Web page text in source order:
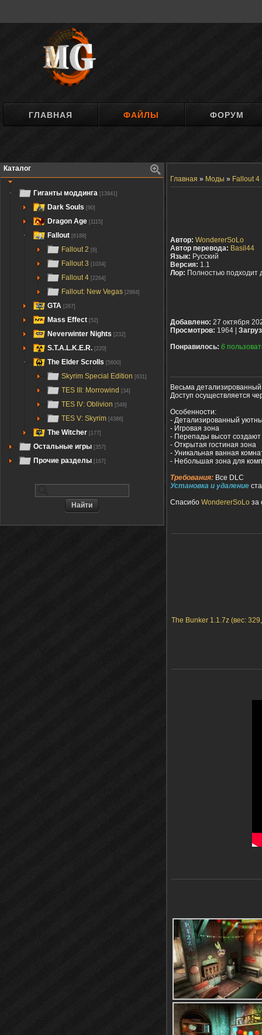
ГЛАВНАЯ ФАЙЛЫ ФОРУМ
Каталог
Гиганты моддинга [13941]
Dark Souls [90]
Dragon Age [1115]
Fallout [6188]
Fallout 2 [6]
Fallout 3 [1034]
Fallout 4 [2264]
Fallout: New Vegas [2884]
GTA [267]
Mass Effect [52]
Neverwinter Nights [232]
S.T.A.L.K.E.R. [220]
The Elder Scrolls [5600]
Skyrim Special Edition [631]
TES III: Morrowind [34]
TES IV: Oblivion [549]
TES V: Skyrim [4386]
The Witcher [177]
Остальные игры [357]
Прочие разделы [167]
Главная » Моды » Fallout 4
Автор: WondererSoLo
Автор перевода: Basil44
Язык: Русский
Версия: 1.1
Лор: Полностью подходит
Добавлено: 27 октября
Просмотров: 1964 |
Понравилось: 6
Весьма
Доступ осуществляется
Особенности:
- Детализированный
- Игровая зона
- Перепады высот
- Открытая гостиная зона
- Уникальная ванная
- Небольшая зона для
Требования: Все DLC
Установка и удаление
Спасибо WondererSoLo за
The Bunker 1.1.7z (вес: